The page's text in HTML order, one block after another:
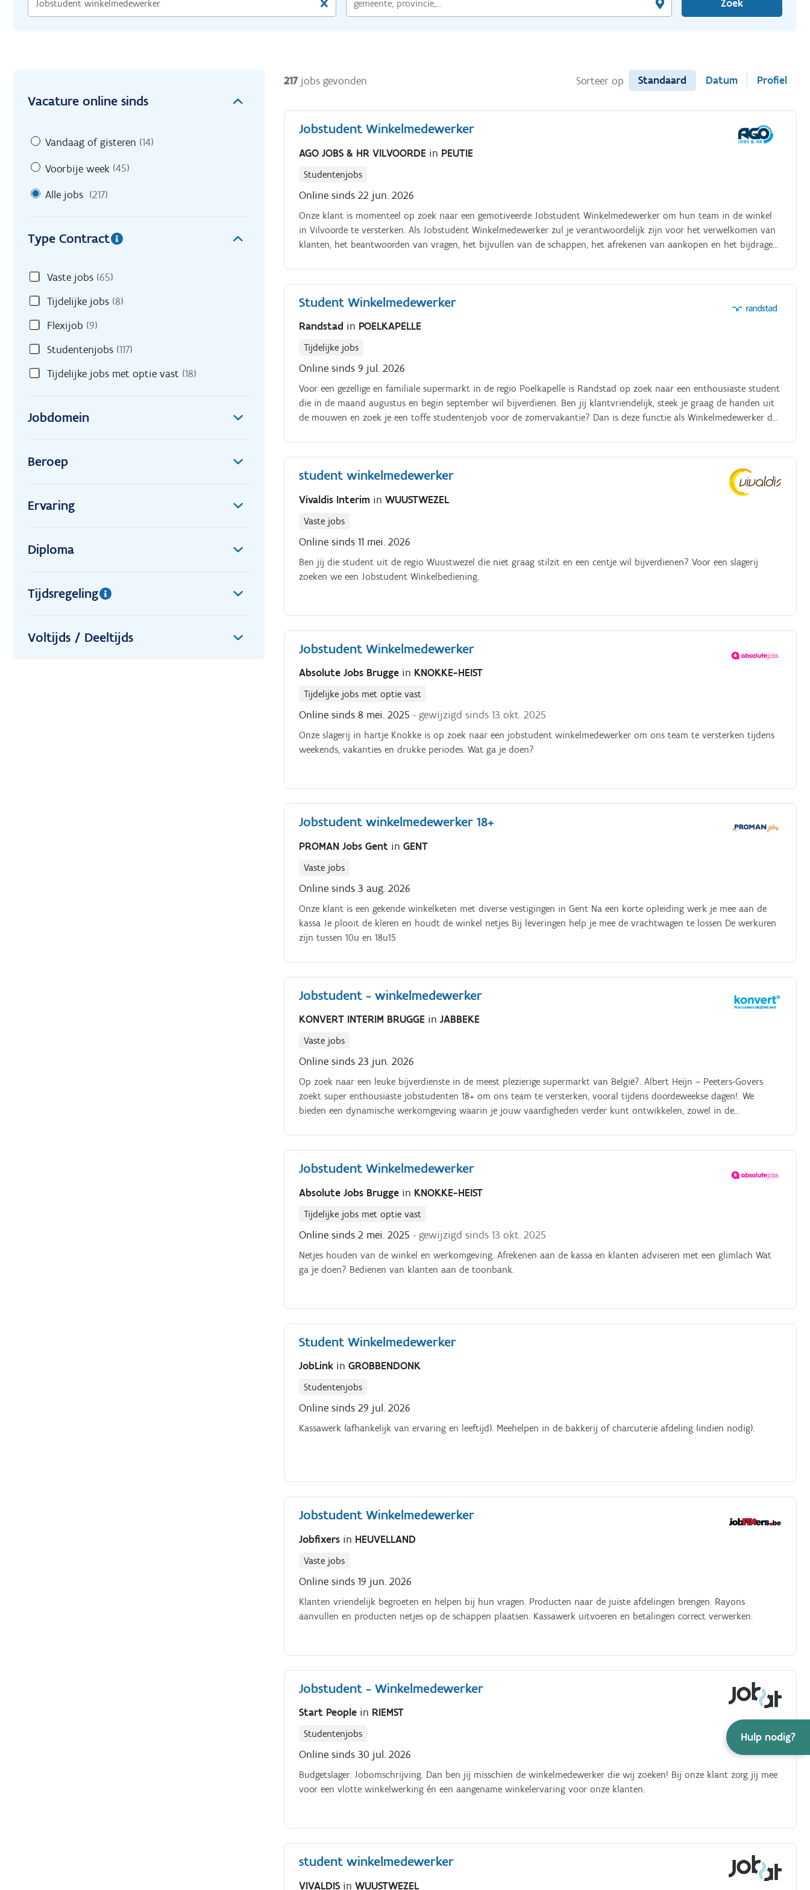
Hulp nodig?
Zoek
Vacature online sinds
Vandaag of gisteren (14)
Voorbije week (45)
Alle jobs (217)
Type Contract
Vaste jobs (65)
Tijdelijke jobs (8)
Flexijob (9)
Studentenjobs (117)
Tijdelijke jobs met optie vast (18)
Jobdomein
Beroep
Ervaring
Diploma
Tijdsregeling
Voltijds / Deeltijds
217 jobs gevonden Sorteer op Standaard Datum Profiel
Jobstudent Winkelmedewerker
AGO JOBS & HR VILVOORDE in PEUTIE
Studentenjobs
Online sinds 22 jun. 2026
Onze klant is momenteel op zoek naar een gemotiveerde Jobstudent Winkelmedewerker om hun team in de winkel
in Vilvoorde te versterken. Als Jobstudent Winkelmedewerker zul je verantwoordelijk zijn voor het verwelkomen van
klanten, het beantwoorden van vragen, het bijvullen van de schappen, het afrekenen van aankopen en het bijdragen
werken.
Student Winkelmedewerker
Randstad in POELKAPELLE
Tijdelijke jobs
Online sinds 9 jul. 2026
Voor een gezellige en familiale supermarkt in de regio Poelkapelle is Randstad op zoek naar een enthousiaste student
die in de maand augustus en begin september wil bijverdienen. Ben jij klantvriendelijk, steek je graag de handen uit
de mouwen en zoek je een toffe studentenjob voor de zomervakantie? Dan is deze functie als Winkelmedewerker de
staan
student winkelmedewerker
Vivaldis Interim inWUUSTWEZEL
Vaste jobs
Online sinds 11 mei. 2026
Ben jij die student uit de regio Wuustwezel die niet graag stilzit en een centje wil bijverdienen? Voor een slagerij
zoeken we een Jobstudent Winkelbediening.
Jobstudent Winkelmedewerker
Absolute Jobs Brugge in KNOKKE-HEIST
Tijdelijke jobs met optie vast
Online sinds 8 mei. 2025 - gewijzigd sinds 13 okt. 2025
Onze slagerij in hartje Knokke is op zoek naar een jobstudent winkelmedewerker om ons team te versterken tijdens
weekends, vakanties en drukke periodes. Wat ga je doen?
Jobstudent winkelmedewerker 18+
PROMAN Jobs Gent inGENT
Vaste jobs
Online sinds 3 aug. 2026
Onze klant is een gekende winkelketen met diverse vestigingen in Gent Na een korte opleiding werk je mee aan de
kassa Je plooit de kleren en houdt de winkel netjes Bij leveringen help je mee de vrachtwagen te lossen De werkuren
zijn tussen 10u en 18u15
Jobstudent - winkelmedewerker
KONVERT INTERIM BRUGGE inJABBEKE
Vaste jobs
Online sinds 23 jun. 2026
Op zoek naar een leuke bijverdienste in de meest plezierige supermarkt van België?. Albert Heijn – Peeters-Govers
zoekt super enthousiaste jobstudenten 18+ om ons team te versterken, vooral tijdens doordeweekse dagen!. We
bieden een dynamische werkomgeving waarin je jouw vaardigheden verder kunt ontwikkelen, zowel in de
woord en help je hen bij hun aankopen Rekken vullen: Jij zorgt ervoor dat de winkel altijd netjes gevuld is, zodat
klanten vinden wat ze nodig hebben Kassawerk: Je werkt snel en efficiënt aan de kassa Vulploeg ondersteunen: je
springt bij waar nodig in de winkel wanneer het rustig is aan de kassa
Jobstudent Winkelmedewerker
Absolute Jobs Brugge in KNOKKE-HEIST
Tijdelijke jobs met optie vast
Online sinds 2 mei. 2025 - gewijzigd sinds 13 okt. 2025
Netjes houden van de winkel en werkomgeving. Afrekenen aan de kassa en klanten adviseren met een glimlach Wat
ga je doen? Bedienen van klanten aan de toonbank.
Student Winkelmedewerker
JobLink inGROBBENDONK
Studentenjobs
Online sinds 29 jul. 2026
Kassawerk (afhankelijk van ervaring en leeftijd). Meehelpen in de bakkerij of charcuterie afdeling (indien nodig).
Jobstudent Winkelmedewerker
Jobfixers in HEUVELLAND
Vaste jobs
Online sinds 19 jun. 2026
Klanten vriendelijk begroeten en helpen bij hun vragen. Producten naar de juiste afdelingen brengen. Rayons
aanvullen en producten netjes op de schappen plaatsen. Kassawerk uitvoeren en betalingen correct verwerken.
Jobstudent - Winkelmedewerker
Start People in RIEMST
Studentenjobs
Online sinds 30 jul. 2026
Budgetslager. Jobomschrijving. Dan ben jij misschien de winkelmedewerker die wij zoeken! Bij onze klant zorg jij mee
voor een vlotte winkelwerking én een aangename winkelervaring voor onze klanten.
student winkelmedewerker
VIVALDIS inWUUSTWEZEL